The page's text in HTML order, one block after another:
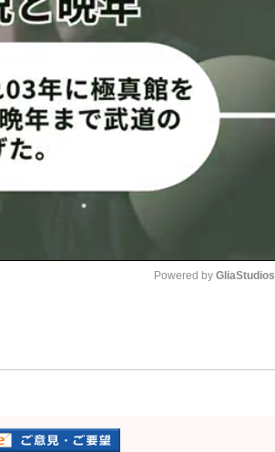
での葛藤を明かしており、具体的な出
ぜひ！観にきてくださったら嬉しいで
、ビキニ姿も
へ ≫
、ビキニ姿も
に鍛えた”割れた腹筋”も話題
０cmのヒップと背筋作った！
Powered by GliaStudios